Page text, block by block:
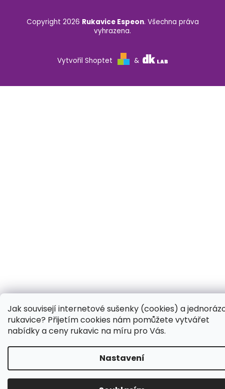
Jak souvisejí internetové sušenky (cookies) a
rukavice? Přijetím cookies nám pomůžete vytvářet
nabídky a ceny rukavic na míru pro Vás.
Nastavení
Vytvořil Shoptet &
Copyright 2026 Rukavice Espeon. Všechna práva
vyhrazena.